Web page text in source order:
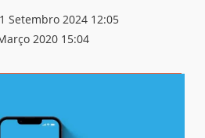
Setembro 2024 12:05
2020 15:04